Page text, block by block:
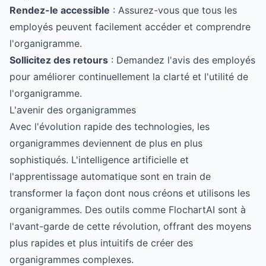
Rendez-le accessible : Assurez-vous que tous les
employés peuvent facilement accéder et comprendre
l'organigramme.
Sollicitez des retours : Demandez l'avis des employés
pour améliorer continuellement la clarté et l'utilité de
l'organigramme.
L'avenir des organigrammes
Avec l'évolution rapide des technologies, les
organigrammes deviennent de plus en plus
sophistiqués. L'intelligence artificielle et
l'apprentissage automatique sont en train de
transformer la façon dont nous créons et utilisons les
organigrammes. Des outils comme FlochartAI sont à
l'avant-garde de cette révolution, offrant des moyens
plus rapides et plus intuitifs de créer des
organigrammes complexes.